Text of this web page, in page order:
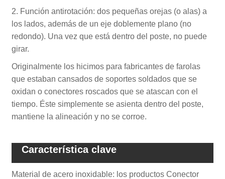
2. Función antirotación: dos pequeñas orejas (o alas) a
los lados, además de un eje doblemente plano (no
redondo). Una vez que está dentro del poste, no puede
girar.
Originalmente los hicimos para fabricantes de farolas
que estaban cansados ​​de soportes soldados que se
oxidan o conectores roscados que se atascan con el
tiempo. Éste simplemente se asienta dentro del poste,
mantiene la alineación y no se corroe.
Característica clave
Material de acero inoxidable: los productos Conector